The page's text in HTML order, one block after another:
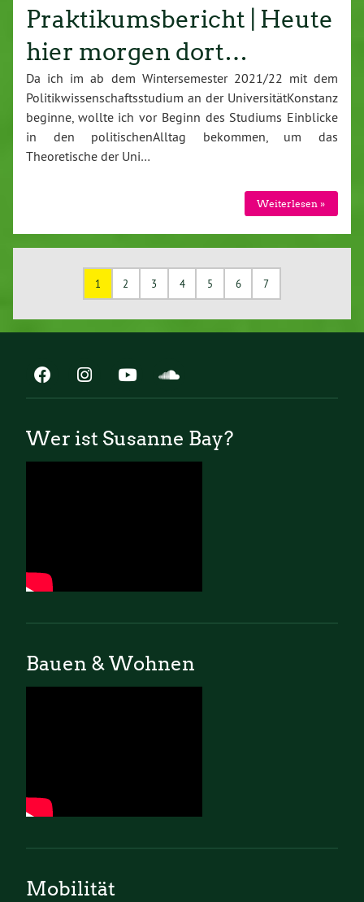
Praktikumsbericht | Heute
hier morgen dort…
Da ich im ab dem Wintersemester 2021/22 mit dem
Politikwissenschaftsstudium an der UniversitätKonstanz
beginne, wollte ich vor Beginn des Studiums Einblicke
in den politischenAlltag bekommen, um das
Theoretische der Uni…
Weiterlesen »
1 2 3 4 5 6 7
Wer ist Susanne Bay?
Bauen & Wohnen
Mobilität